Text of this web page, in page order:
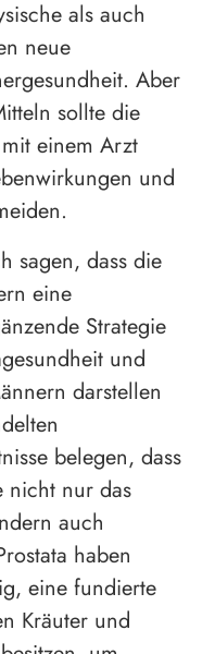
als auch
neue
Aber
sollte die
einem Arzt
und
sagen, dass die
eine
Strategie
und
darstellen
belegen, dass
nicht nur das
auch
haben
eine fundierte
Kräuter und